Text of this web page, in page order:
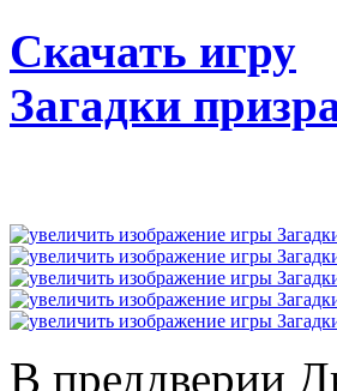
Скачать игру
Загадки
В преддверии